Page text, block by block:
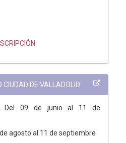
CIUDAD DE VALLADOLID
09 de junio al 11 de
agosto al 11 de septiembre